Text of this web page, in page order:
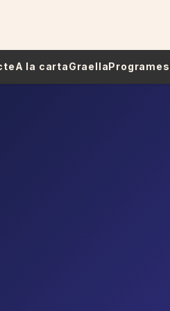
A la cartaGraellaProgrames